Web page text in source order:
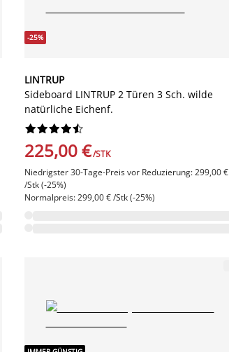
-25%
LINTRUP
Sideboard LINTRUP 2 Türen 3 Sch. wilde
natürliche Eichenf.






225,00 €/STK
Niedrigster 30-Tage-Preis vor Reduzierung: 299,00 €
/Stk (-25%)
Normalpreis: 299,00 € /Stk (-25%)